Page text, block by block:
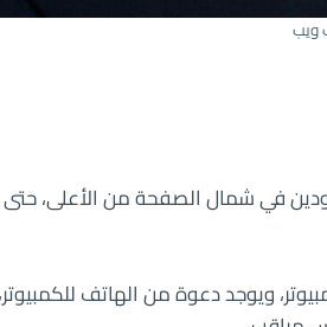
ويب
في شمال الصفحة من الأعلى،
ويوجد دعوة من الهاتف